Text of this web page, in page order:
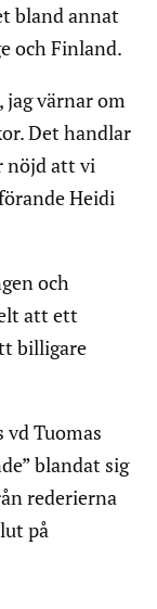
bland annat
och Finland.
värnar om
Det handlar
nöjd att vi
Heidi
och
att ett
billigare
vd Tuomas
blandat sig
rederierna
på